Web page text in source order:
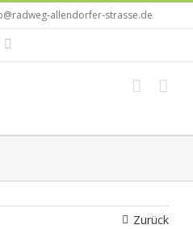
allendorfer-strasse.de
Zurück